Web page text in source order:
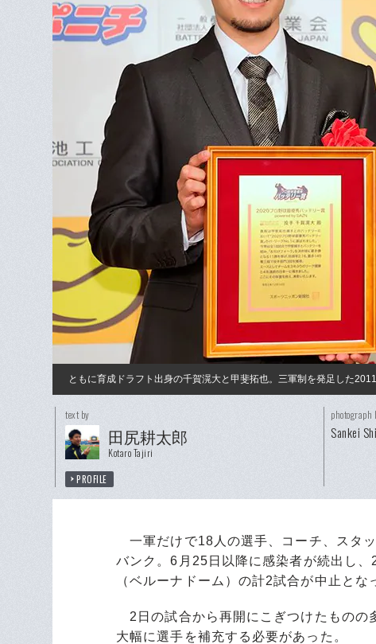
ともに育成ドラフト出身の千賀滉大と甲斐拓也。三軍制を発足した
text by
田尻耕太郎
Kotaro Tajiri
PROFILE
photograph
Sankei
一軍だけで18人の選手、コーチ、スタ
バンク。6月25日以降に感染者が続出し
（ベルーナドーム）の計2試合が中止とな
2日の試合から再開にこぎつけたものの
大幅に選手を補充する必要があった。